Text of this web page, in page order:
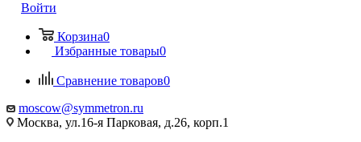
Войти
Корзина0
Избранные товары0
Сравнение товаров0
moscow@symmetron.ru
Москва, ул.16-я Парковая, д.26, корп.1